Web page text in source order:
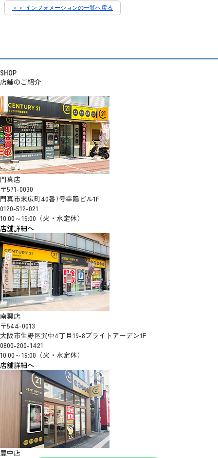
＜＜ インフォメーションの一覧へ戻る
SHOP
店舗のご紹介
門真店
〒571-0030
門真市末広町40番7号幸陽ビル1F
0120-512-021
10:00～19:00（火・水定休）
店舗詳細へ
南巽店
〒544-0013
大阪市生野区巽中4丁目19-8ブライトアーデン1F
0800-200-1421
10:00～19:00（火・水定休）
店舗詳細へ
豊中店